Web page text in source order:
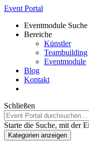
Event Portal
Eventmodule Suche
Bereiche
Künstler
Teambuilding
Eventmodule
Blog
Kontakt
Schließen
Starte die Suche, mit der
Kategorien anzeigen